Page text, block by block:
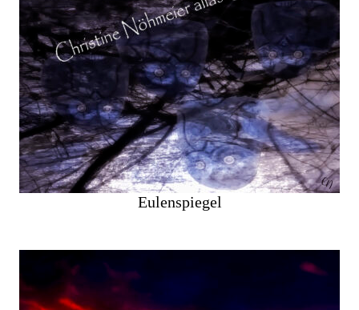
Eulenspiegel